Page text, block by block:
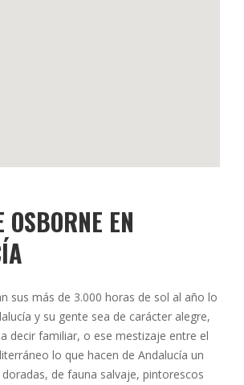
OSBORNE EN
sus más de 3.000 horas de sol al año lo
y su gente sea de carácter alegre,
decir familiar, o ese mestizaje entre el
lo que hacen de Andalucía un
de fauna salvaje, pintorescos